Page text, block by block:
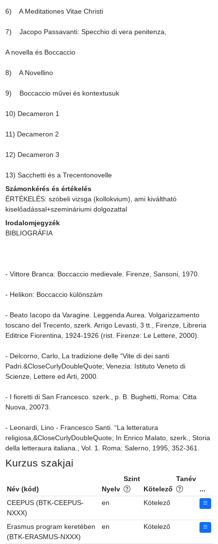
6)    A Meditationes Vitae Christi
7)    Jacopo Passavanti: Specchio di vera penitenza,
A novella és Boccaccio
8)    A Novellino
9)    Boccaccio művei és kontextusuk
10) Decameron 1
11) Decameron 2
12) Decameron 3
13) Sacchetti és a Trecentonovelle
Számonkérés és értékelés
ÉRTÉKELÉS: szóbeli vizsga (kollokvium), ami kiváltható
kiselőadással+szemináriumi dolgozattal
Irodalomjegyzék
BIBLIOGRÁFIA
- Vittore Branca: Boccaccio medievale. Firenze, Sansoni, 1970.
- Helikon: Boccaccio különszám
- Beato Iacopo da Varagine. Leggenda Aurea. Volgarizzamento
toscano del Trecento, szerk. Arrigo Levasti, 3 tt., Firenze, Libreria
Editrice Fiorentina, 1924-1926 (rist. Firenze: Le Lettere, 2000).
- Delcorno, Carlo, La tradizione delle “Vite di dei santi
Padri.&CloseCurlyDoubleQuote; Venezia: Istituto Veneto di
Scienze, Lettere ed Arti, 2000.
- I fioretti di San Francesco. szerk., p. B. Bughetti, Roma: Citta
Nuova, 20073.
- Leonardi, Lino - Francesco Santi. “La letteratura
religiosa,&CloseCurlyDoubleQuote; In Enrico Malato, szerk., Storia
della letteraura italiana., Vol. 1. Roma: Salerno, 1995, 352-361.
Kurzus szakjai
Név (kód) Nyelv
Szint
Kötelező
Tanév
...
CEEPUS (BTK-CEEPUS-
NXXX)
en Kötelező
Erasmus program keretében
(BTK-ERASMUS-NXXX)
en Kötelező